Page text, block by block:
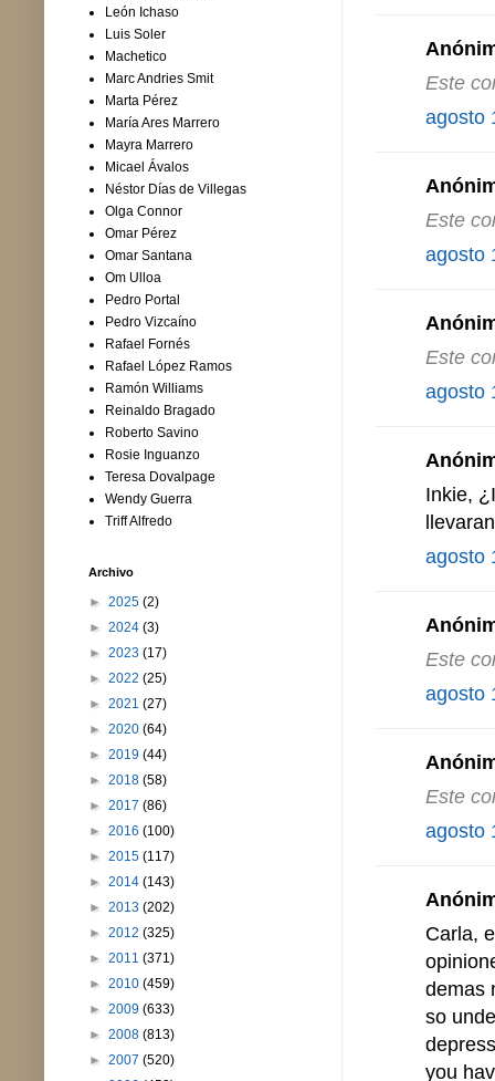
Este
agosto
Este
agosto
Este
agosto
Inkie,
agosto
Este
agosto
Este
agosto
Carla,
demas
so
you
León Ichaso
Luis Soler
Machetico
Marc Andries Smit
Marta Pérez
María Ares Marrero
Mayra Marrero
Micael Ávalos
Néstor Días de Villegas
Olga Connor
Omar Pérez
Omar Santana
Om Ulloa
Pedro Portal
Pedro Vizcaíno
Rafael Fornés
Rafael López Ramos
Ramón Williams
Reinaldo Bragado
Roberto Savino
Rosie Inguanzo
Teresa Dovalpage
Wendy Guerra
Triff Alfredo
Archivo
► 2025 (2)
► 2024 (3)
► 2023 (17)
► 2022 (25)
► 2021 (27)
► 2020 (64)
► 2019 (44)
► 2018 (58)
► 2017 (86)
► 2016 (100)
► 2015 (117)
► 2014 (143)
► 2013 (202)
► 2012 (325)
► 2011 (371)
► 2010 (459)
► 2009 (633)
► 2008 (813)
► 2007 (520)